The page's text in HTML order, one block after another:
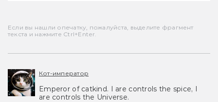
Если вы нашли опечатку, пожалуйста, выделите фрагмент
текста и нажмите Ctrl+Enter.
Кот-император
Emperor of catkind. I are controls the spice, I
are controls the Universe.